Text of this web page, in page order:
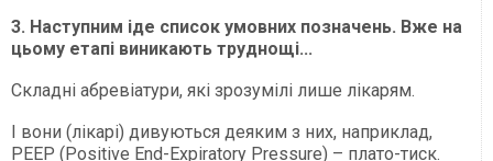
3. Наступним іде список умовних позначень. Вже на
цьому етапі виникають труднощі...
Складні абревіатури, які зрозумілі лише лікарям.
І вони (лікарі) дивуються деяким з них, наприклад,
PEEP (Positive End-Expiratory Pressure) – плато-тиск.